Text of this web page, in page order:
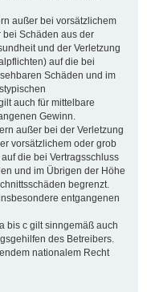
außer bei vorsätzlichem
Schäden aus der
und der Verletzung
auf die bei
Schäden und im
auch für mittelbare
Gewinn.
außer bei der Verletzung
vorsätzlichem oder grob
die bei Vertragsschluss
und im Übrigen der Höhe
begrenzt.
entgangenen
bis c gilt sinngemäß auch
des Betreibers.
nationalem Recht